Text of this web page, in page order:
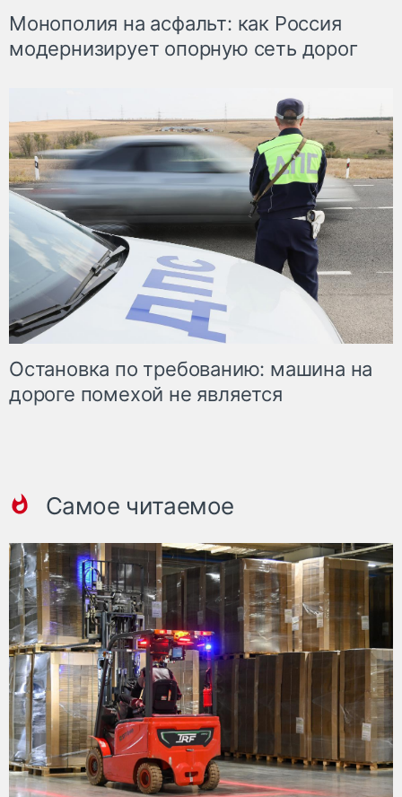
Монополия на асфальт: как Россия
модернизирует опорную сеть дорог
Остановка по требованию: машина на
дороге помехой не является
Самое читаемое